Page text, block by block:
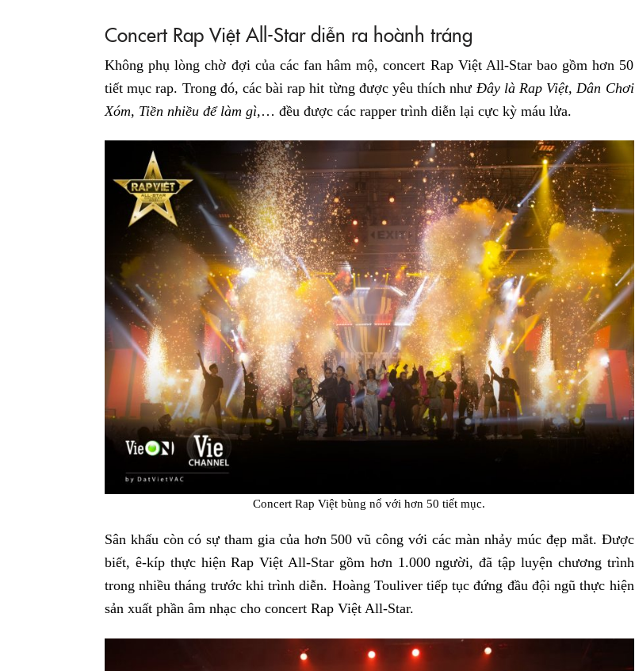
Concert Rap Việt All-Star diễn ra hoành tráng
Không phụ lòng chờ đợi của các fan hâm mộ, concert Rap Việt All-Star bao gồm hơn 50
tiết mục rap. Trong đó, các bài rap hit từng được yêu thích như Đây là Rap Việt, Dân Chơi
Xóm, Tiền nhiều để làm gì,… đều được các rapper trình diễn lại cực kỳ máu lửa.
Concert Rap Việt bùng nổ với hơn 50 tiết mục.
Sân khấu còn có sự tham gia của hơn 500 vũ công với các màn nhảy múc đẹp mắt. Được
biết, ê-kíp thực hiện Rap Việt All-Star gồm hơn 1.000 người, đã tập luyện chương trình
trong nhiều tháng trước khi trình diễn. Hoàng Touliver tiếp tục đứng đầu đội ngũ thực hiện
sản xuất phần âm nhạc cho concert Rap Việt All-Star.